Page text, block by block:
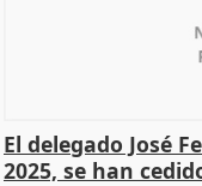
El delegado José
2025, se han